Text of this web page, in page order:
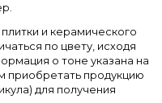
и керамического
по цвету, исходя
о тоне указана на
приобретать продукцию
для получения